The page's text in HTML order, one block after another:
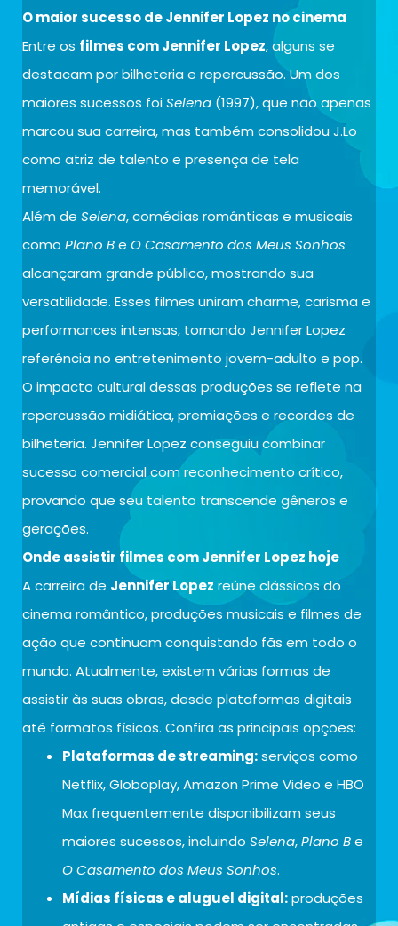
O maior sucesso de Jennifer Lopez no cinema
Entre os filmes com Jennifer Lopez, alguns se
destacam por bilheteria e repercussão. Um dos
maiores sucessos foiSelena (1997), que não apenas
marcou sua carreira, mas também consolidou J.Lo
como atriz de talento e presença de tela
memorável.
Além de Selena, comédias românticas e musicais
como Plano Be O Casamento dos Meus Sonhos
alcançaram grande público, mostrando sua
versatilidade. Esses filmes uniram charme, carisma e
performances intensas, tornando Jennifer Lopez
referência no entretenimento jovem-adulto e pop.
O impacto cultural dessas produções se reflete na
repercussão midiática, premiações e recordes de
bilheteria. Jennifer Lopez conseguiu combinar
sucesso comercial com reconhecimento crítico,
provando que seu talento transcende gêneros e
gerações.
Onde assistir filmes com Jennifer Lopez hoje
A carreira de Jennifer Lopez reúne clássicos do
cinema romântico, produções musicais e filmes de
ação que continuam conquistando fãs em todo o
mundo. Atualmente, existem várias formas de
assistir às suas obras, desde plataformas digitais
até formatos físicos. Confira as principais opções:
Plataformas de streaming:serviços como
Netflix, Globoplay, Amazon Prime Video e HBO
Max frequentemente disponibilizam seus
maiores sucessos, incluindo Selena,Plano Be
O Casamento dos Meus Sonhos.
Mídias físicas e aluguel digital:produções